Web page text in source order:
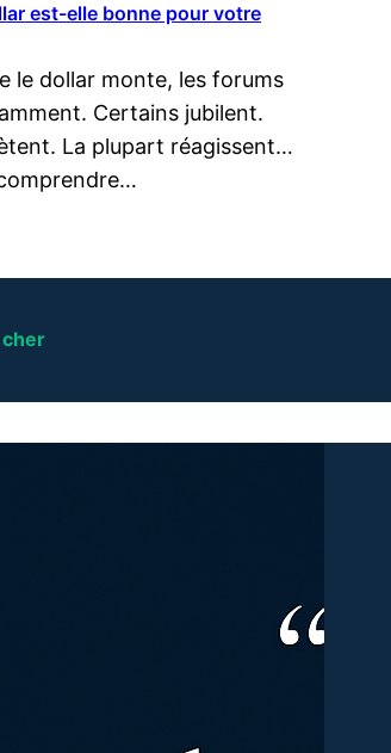
est-elle bonne pour votre
le dollar monte, les forums
Certains jubilent.
La plupart réagissent…